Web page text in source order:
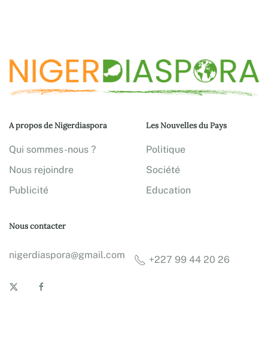
A propos de Nigerdiaspora
Qui sommes-nous ?
Nous rejoindre
Publicité
Les Nouvelles du Pays
Politique
Société
Education
Nous contacter
nigerdiaspora@gmail.com +227 99 44 20 26